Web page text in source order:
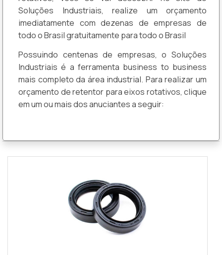
Soluções Industriais, realize um orçamento
imediatamente com dezenas de empresas de
todo o Brasil gratuitamente para todo o Brasil
Possuindo centenas de empresas, o Soluções
Industriais é a ferramenta business to business
mais completo da área industrial. Para realizar um
orçamento de retentor para eixos rotativos, clique
em um ou mais dos anuciantes a seguir: